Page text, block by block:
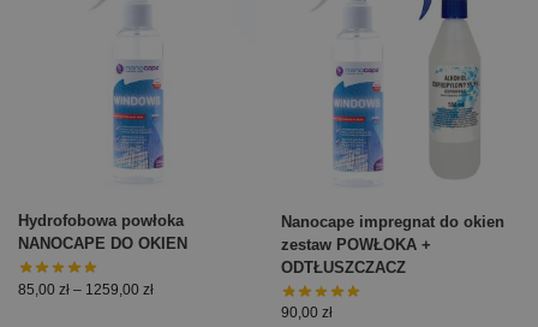
Hydrofobowa powłoka
NANOCAPE DO OKIEN
85,00 zł – 1259,00 zł
Nanocape impregnat do okien
zestaw POWŁOKA +
ODTŁUSZCZACZ
90,00 zł